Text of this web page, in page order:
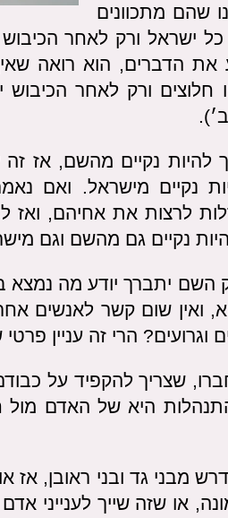
שהם מתכוונים
ישראל ורק לאחר
את הדברים, הוא רואה
ורק לאחר הכיבוש
נקיים מהשם, אז זה
נקיים מישראל. ואם
לרצות את אחיהם, ואז
נקיים גם מהשם וגם
השם יתברך יודע מה
ואין שום קשר לאנשים
וגרועים? הרי זה עניין
שצריך להקפיד על
היא של האדם מול
גד ובני ראובן, אז או
או שזה שייך לענייני